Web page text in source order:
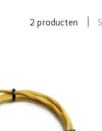
2 producten